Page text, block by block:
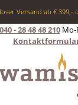
Versand ab € 399,-
040 - 28 48 48 210Mo-